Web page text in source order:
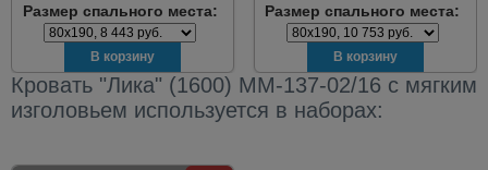
Размер спального места: Размер спального места:
Кровать "Лика" (1600) ММ-137-02/16 с мягким
изголовьем используется в наборах: